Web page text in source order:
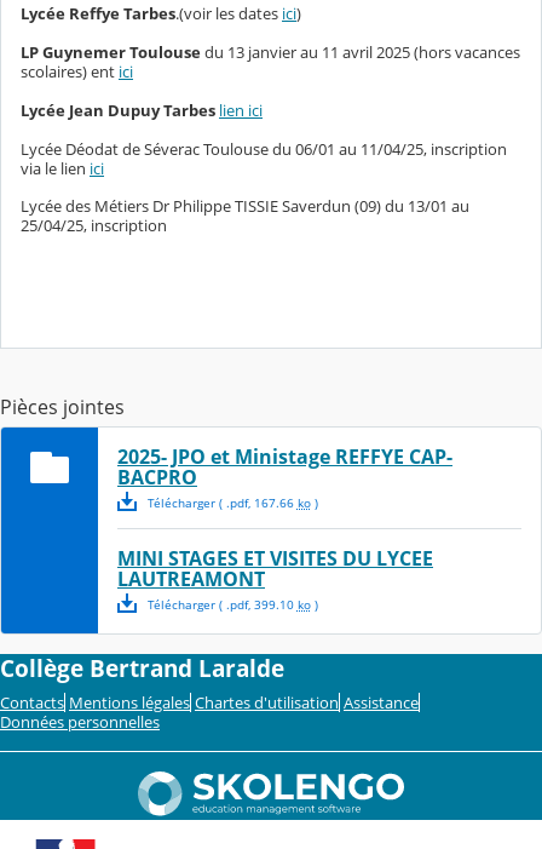
Lycée Reffye Tarbes.(voir les dates ici)
LP Guynemer Toulousedu 13 janvier au 11 avril 2025 (hors vacances
scolaires)ent ici
Lycée Jean Dupuy Tarbes lien ici
Lycée Déodat de Séverac Toulouse du 06/01 au 11/04/25, inscription
via le lien ici
Lycée des Métiers Dr Philippe TISSIE Saverdun (09) du 13/01 au
25/04/25, inscription
Pièces jointes
2025- JPO et Ministage REFFYE CAP-
BACPRO
Télécharger( .pdf, 167.66 ko)
MINI STAGES ET VISITES DU LYCEE
LAUTREAMONT
Télécharger( .pdf, 399.10 ko)
Collège Bertrand Laralde
Contacts Mentions légales Chartes d'utilisation Assistance
Données personnelles